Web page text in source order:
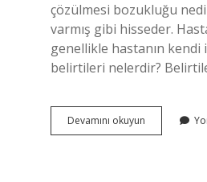
çözülmesi bozukluğu
varmış gibi hisseder.
genellikle hastanın
belirtileri nelerdir?
Devamını okuyun Çözülme
Bozukluğu